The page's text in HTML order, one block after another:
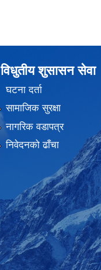
विधुतीय शुसासन सेवा
घटना दर्ता
सामाजिक सुरक्षा
नागरिक वडापत्र
निवेदनको ढाँचा